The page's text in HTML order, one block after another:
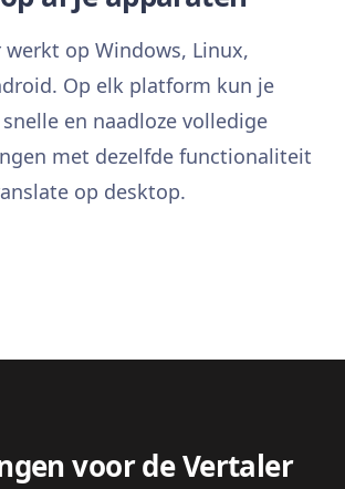
werkt op Windows, Linux,
Op elk platform kun je
en naadloze volledige
met dezelfde functionaliteit
op desktop.
voor de Vertaler